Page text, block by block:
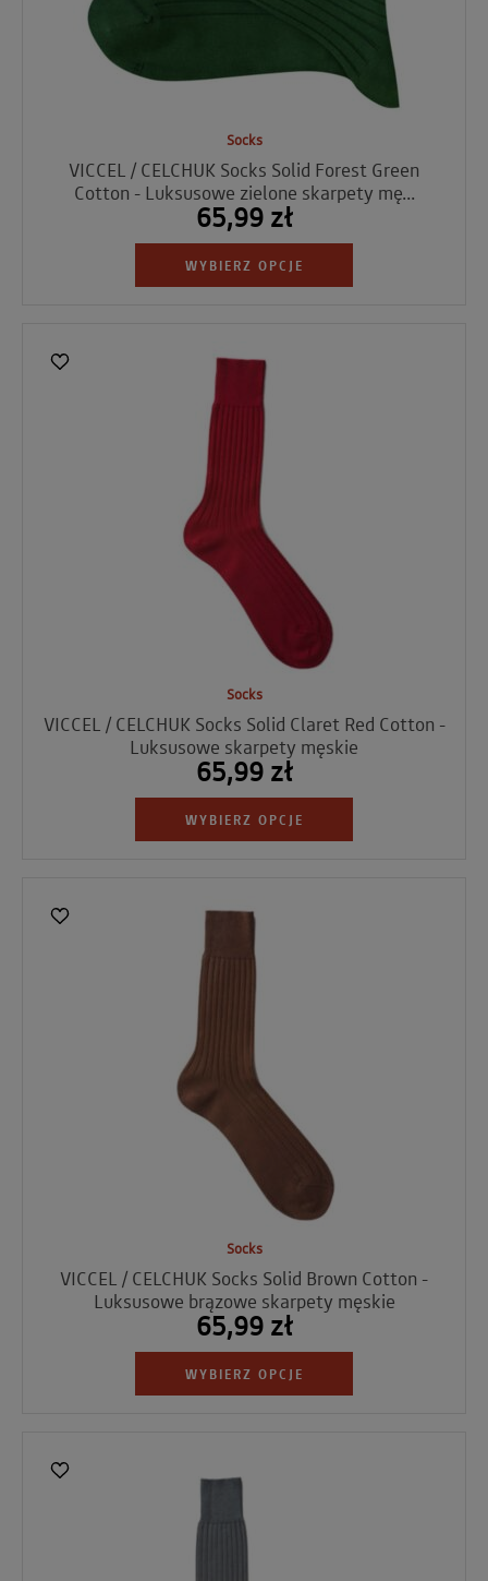
Socks
VICCEL / CELCHUK Socks Solid Forest Green
Cotton - Luksusowe zielone skarpety mę...
65,99 zł
WYBIERZ OPCJE
Socks
VICCEL / CELCHUK Socks Solid Claret Red Cotton -
Luksusowe skarpety męskie
65,99 zł
WYBIERZ OPCJE
Socks
VICCEL / CELCHUK Socks Solid Brown Cotton -
Luksusowe brązowe skarpety męskie
65,99 zł
WYBIERZ OPCJE